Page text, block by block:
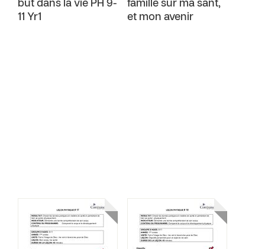
but dans la vie PH 9-
11 Yr1
famille sur ma sant‚
et mon avenir